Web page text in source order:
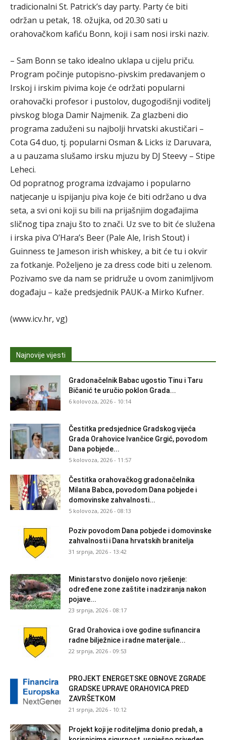
tradicionalni St. Patrick’s day party. Party će biti
održan u petak, 18. ožujka, od 20.30 sati u
orahovačkom kafiću Bonn, koji i sam nosi irski naziv.
– Sam Bonn se tako idealno uklapa u cijelu priču.
Program počinje putopisno-pivskim predavanjem o
Irskoj i irskim pivima koje će održati popularni
orahovački profesor i pustolov, dugogodišnji voditelj
pivskog bloga Damir Najmenik. Za glazbeni dio
programa zaduženi su najbolji hrvatski akustičari –
Cota G4 duo, tj. popularni Osman & Licks iz Daruvara,
a u pauzama slušamo irsku mjuzu by DJ Steevy – Stipe
Leheci.
Od popratnog programa izdvajamo i popularno
natjecanje u ispijanju piva koje će biti održano u dva
seta, a svi oni koji su bili na prijašnjim događajima
sličnog tipa znaju što to znači. Uz sve to bit će služena
i irska piva O’Hara’s Beer (Pale Ale, Irish Stout) i
Guinness te Jameson irish whiskey, a bit će tu i okvir
za fotkanje. Poželjeno je za dress code biti u zelenom.
Pozivamo sve da nam se pridruže u ovom zanimljivom
događaju – kaže predsjednik PAUK-a Mirko Kufner.
(www.icv.hr, vg)
Najnovije vijesti
Gradonačelnik Babac ugostio Tinu i Taru
Bičanić te uručio poklon Grada...
6 kolovoza, 2026 - 10:14
Čestitka predsjednice Gradskog vijeća
Grada Orahovice Ivančice Grgić, povodom
Dana pobjede...
5 kolovoza, 2026 - 11:57
Čestitka orahovačkog gradonačelnika
Milana Babca, povodom Dana pobjede i
domovinske zahvalnosti...
5 kolovoza, 2026 - 08:13
Poziv povodom Dana pobjede i domovinske
zahvalnosti i Dana hrvatskih branitelja
31 srpnja, 2026 - 13:42
Ministarstvo donijelo novo rješenje:
određene zone zaštite i nadziranja nakon
pojave...
23 srpnja, 2026 - 08:17
Grad Orahovica i ove godine sufinancira
radne bilježnice i radne materijale...
22 srpnja, 2026 - 09:53
PROJEKT ENERGETSKE OBNOVE ZGRADE
GRADSKE UPRAVE ORAHOVICA PRED
ZAVRŠETKOM
21 srpnja, 2026 - 10:12
Projekt koji je roditeljima donio predah, a